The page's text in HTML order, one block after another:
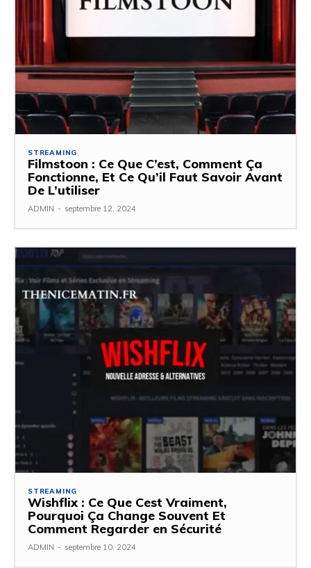
STREAMING
Filmstoon : Ce Que C’est, Comment Ça
Fonctionne, Et Ce Qu’il Faut Savoir Avant
De L’utiliser
ADMIN - septembre 12, 2024
STREAMING
Wishflix : Ce Que Cest Vraiment,
Pourquoi Ça Change Souvent Et
Comment Regarder en Sécurité
ADMIN - septembre 10, 2024